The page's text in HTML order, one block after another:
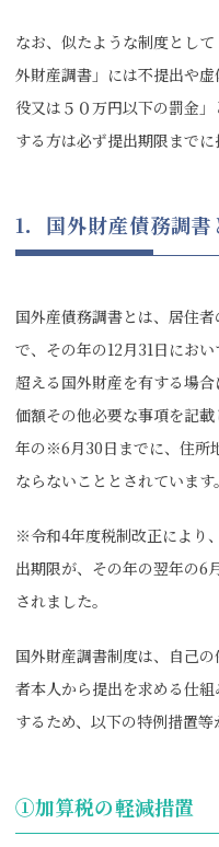
なお、似たような制度とし
外財産調書」には不提出や
役又は５０万円以下の罰金
する方は必ず提出期限までに
1．国外財産債務調書
国外産債務調書とは、居住者
で、その年の12月31日にお
超える国外財産を有する場
価額その他必要な事項を記
年の※6月30日までに、住所
ならないこととされています。
※令和4年度税制改正により
出期限が、その年の翌年の6
されました。
国外財産調書制度は、自己
者本人から提出を求める仕
するため、以下の特例措置等
①加算税の軽減措置